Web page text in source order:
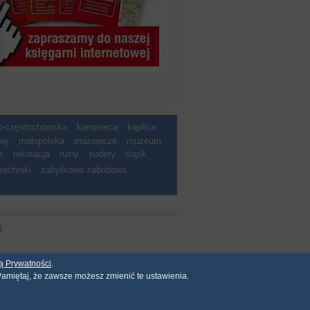
częstochowska kamienica
kaplica
małopolska mazowsze
muzeum
rekreacja ruiny sudety śląsk
zabytkowa zabudowa
fotograficzny i inny. Nie mo�e by�
serwisu.
Prywatności.
że zawsze możesz zmienić te ustawienia.